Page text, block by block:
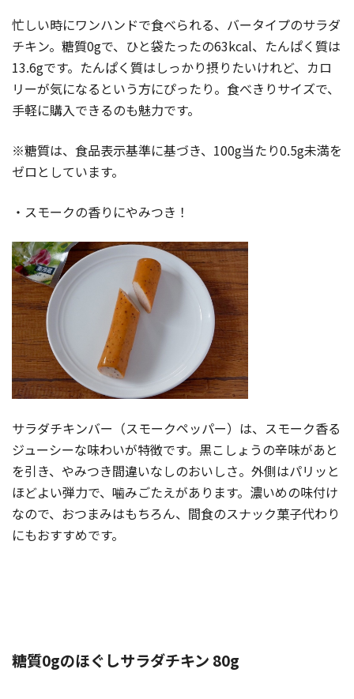
忙しい時にワンハンドで食べられる、バータイプのサラダ
チキン。糖質0gで、ひと袋たったの63kcal、たんぱく質は
13.6gです。たんぱく質はしっかり摂りたいけれど、カロ
リーが気になるという方にぴったり。食べきりサイズで、
手軽に購入できるのも魅力です。
※糖質は、食品表示基準に基づき、100g当たり0.5g未満を
ゼロとしています。
・スモークの香りにやみつき！
サラダチキンバー（スモークペッパー）は、スモーク香る
ジューシーな味わいが特徴です。黒こしょうの辛味があと
を引き、やみつき間違いなしのおいしさ。外側はパリッと
ほどよい弾力で、噛みごたえがあります。濃いめの味付け
なので、おつまみはもちろん、間食のスナック菓子代わり
にもおすすめです。
糖質0gのほぐしサラダチキン 80g